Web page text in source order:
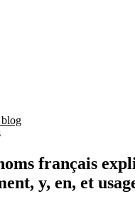
français
y, en, et